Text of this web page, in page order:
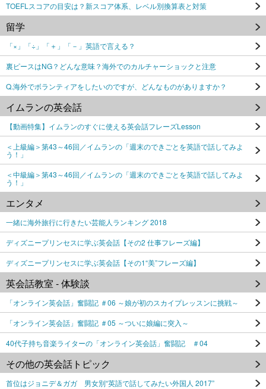
TOEFLスコアの目安は？新スコア体系、レベル別換算表と対策
留学
「×」「÷」「＋」「－」英語で言える？
裏ピースはNG？どんな意味？海外でのカルチャーショックと注意
Q.海外でボランティアをしたいのですが、どんなものがありますか？
イムランの英会話
【動画特集】イムランのすぐに使える英会話フレーズLesson
＜上級編＞第43～46回／イムランの「週末のできごとを英語で話してみよ
う！」
＜中級編＞第43～46回／イムランの「週末のできごとを英語で話してみよ
う！」
エンタメ
一緒に海外旅行に行きたい芸能人ランキング 2018
ディズニープリンセスに学ぶ英会話【その2 仕事フレーズ編】
ディズニープリンセスに学ぶ英会話【その1“美”フレーズ編】
英会話教室 - 体験談
「オンライン英会話」奮闘記 ＃06 ～娘が初のスカイプレッスンに挑戦～
「オンライン英会話」奮闘記 ＃05 ～ついに娘編に突入～
40代子持ち音楽ライターの「オンライン英会話」奮闘記 ＃04
その他の英会話トピック
首位はジョニデ＆ガガ 男女別“英語で話してみたい外国人 2017”